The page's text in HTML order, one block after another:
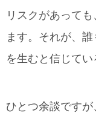
リスクがあって
ます。それが、
を生むと信じてい
ひとつ余談です